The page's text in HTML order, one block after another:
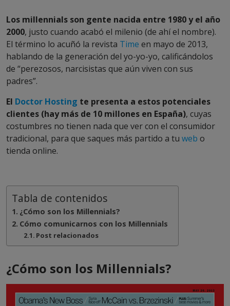
Los millennials son gente nacida entre 1980 y el año
2000, justo cuando acabó el milenio (de ahí el nombre).
El término lo acuñó la revista Time en mayo de 2013,
hablando de la generación del yo-yo-yo, calificándolos
de “perezosos, narcisistas que aún viven con sus
padres”.
El Doctor Hosting te presenta a estos potenciales
clientes (hay más de 10 millones en España), cuyas
costumbres no tienen nada que ver con el consumidor
tradicional, para que saques más partido a tu web o
tienda online.
Tabla de contenidos
¿Cómo son los Millennials?
Cómo comunicarnos con los Millennials
Post relacionados
¿Cómo son los Millennials?